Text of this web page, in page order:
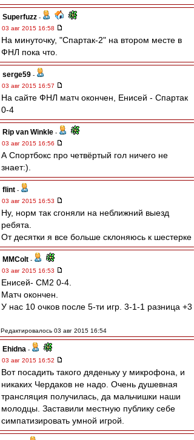
Superfuzz -
03 авг 2015 16:58
На минуточку, "Спартак-2" на втором месте в
ФНЛ пока что.
serge59 -
03 авг 2015 16:57
На сайте ФНЛ матч окончен, Енисей - Спартак
0-4
Rip van Winkle -
03 авг 2015 16:56
А Спортбокс про четвёртый гол ничего не
знает:).
flint -
03 авг 2015 16:53
Ну, норм так сгоняли на неближний выезд
ребята.
От десятки я все больше склоняюсь к шестерке
MMColt -
03 авг 2015 16:53
Енисей- СМ2 0-4.
Матч окончен.
У нас 10 очков после 5-ти игр. 3-1-1 разница +3
Редактировалось 03 авг 2015 16:54
Ehidna -
03 авг 2015 16:52
Вот посадить такого дяденьку у микрофона, и
никаких Чердаков не надо. Очень душевная
трансляция получилась, да мальчишки наши
молодцы. Заставили местную публику себе
симпатизировать умной игрой.